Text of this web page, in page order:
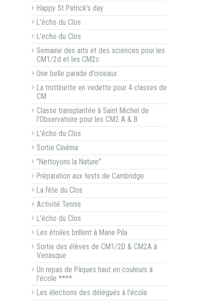
Happy St Patrick's day
L'écho du Clos
L'echo du Clos
Semaine des arts et des sciences pour les
CM1/2d et les CM2c
Une belle parade d'oiseaux
La trottinette en vedette pour 4 classes de
CM
Classe transplantée à Saint Michel de
l'Observatoire pour les CM2 A & B
L'écho du Clos
Sortie Cinéma
"Nettoyons la Nature"
Préparation aux tests de Cambridge
La fête du Clos
Activité Tennis
L'écho du Clos
Les étoiles brillent à Marie Pila
Sortie des élèves de CM1/2D & CM2A à
Venasque
Un repas de Pâques haut en couleurs à
l'école ****
Les élections des délégués à l'école